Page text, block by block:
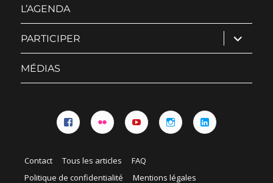
L’AGENDA
PARTICIPER ouvrir
le
sous-
MÉDIAS
Contact Tous les articles
FAQ
Politique de confidentialité
Mentions légales